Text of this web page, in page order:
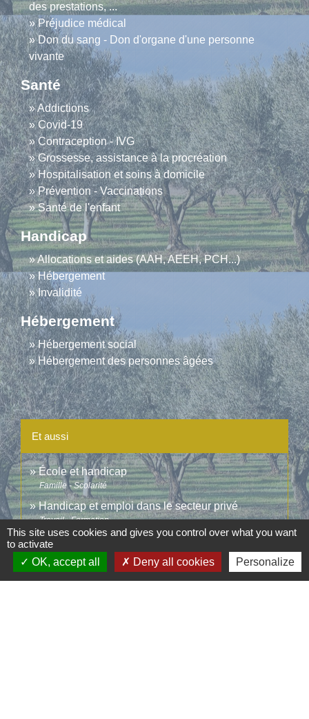
des prestations, ...
Préjudice médical
Don du sang - Don d'organe d'une personne
vivante
Santé
Addictions
Covid-19
Contraception - IVG
Grossesse, assistance à la procréation
Hospitalisation et soins à domicile
Prévention - Vaccinations
Santé de l'enfant
Handicap
Allocations et aides (AAH, AEEH, PCH...)
Hébergement
Invalidité
Hébergement
Hébergement social
Hébergement des personnes âgées
Et aussi
École et handicap
Famille - Scolarité
Handicap et emploi dans le secteur privé
Travail - Formation
Signaler une erreur sur cette page
This site uses cookies and gives you control over what you want
to activate
OK, accept all
Deny all cookies Personalize